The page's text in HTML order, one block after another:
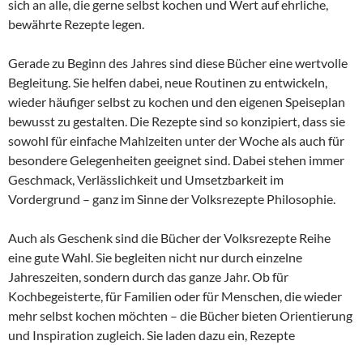
sich an alle, die gerne selbst kochen und Wert auf ehrliche,
bewährte Rezepte legen.
Gerade zu Beginn des Jahres sind diese Bücher eine wertvolle
Begleitung. Sie helfen dabei, neue Routinen zu entwickeln,
wieder häufiger selbst zu kochen und den eigenen Speiseplan
bewusst zu gestalten. Die Rezepte sind so konzipiert, dass sie
sowohl für einfache Mahlzeiten unter der Woche als auch für
besondere Gelegenheiten geeignet sind. Dabei stehen immer
Geschmack, Verlässlichkeit und Umsetzbarkeit im
Vordergrund – ganz im Sinne der Volksrezepte Philosophie.
Auch als Geschenk sind die Bücher der Volksrezepte Reihe
eine gute Wahl. Sie begleiten nicht nur durch einzelne
Jahreszeiten, sondern durch das ganze Jahr. Ob für
Kochbegeisterte, für Familien oder für Menschen, die wieder
mehr selbst kochen möchten – die Bücher bieten Orientierung
und Inspiration zugleich. Sie laden dazu ein, Rezepte